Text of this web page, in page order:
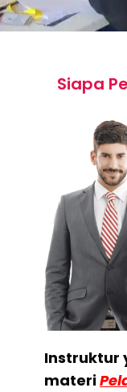
Siapa
Instruktur
materi